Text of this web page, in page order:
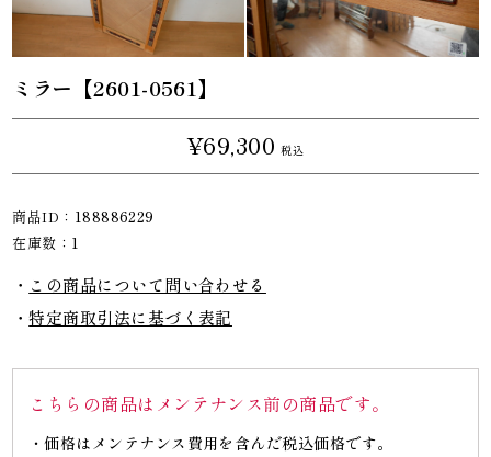
ミラー【2601-0561】
¥69,300 税込
商品ID： 188886229
在庫数： 1
この商品について問い合わせる
特定商取引法に基づく表記
こちらの商品はメンテナンス前の商品です。
価格はメンテナンス費用を含んだ税込価格です。